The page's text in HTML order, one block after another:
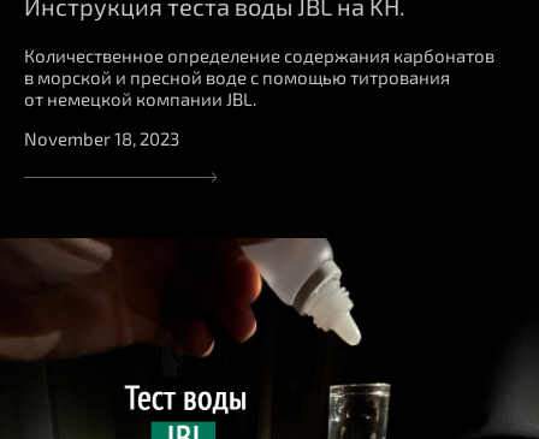
Инструкция теста воды JBL на KH.
Количественное определение содержания карбонатов
в морской и пресной воде с помощью титрования
от немецкой компании JBL.
November 18, 2023